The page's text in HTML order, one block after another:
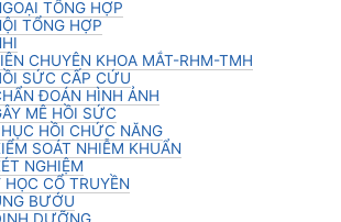
TỔNG HỢP
TỔNG HỢP
CHUYÊN KHOA MẮT-RHM-TMH
SỨC CẤP CỨU
ĐOÁN HÌNH ẢNH
MÊ HỒI SỨC
HỒI CHỨC NĂNG
SOÁT NHIỄM KHUẨN
NGHIỆM
HỌC CỔ TRUYỀN
BƯỚU
DƯỠNG